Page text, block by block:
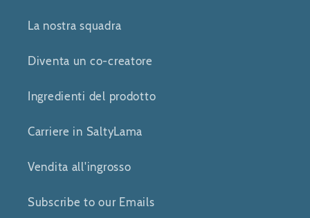
La nostra squadra
Diventa un co-creatore
Ingredienti del prodotto
Carriere in SaltyLama
Vendita all'ingrosso
Subscribe to our Emails